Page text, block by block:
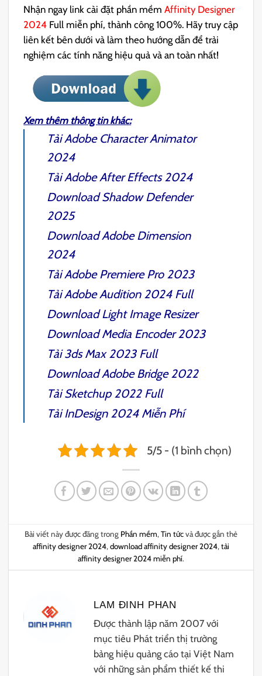
Nhận ngay link cài đặt phần mềmAffinity Designer
2024 Full miễn phí, thành công 100%. Hãy truy cập
liên kết bên dưới và làm theo hướng dẫn để trải
nghiệm các tính năng hiệu quả và an toàn nhất!
Xem thêm thông tin khác:
TảiAdobe Character Animator
2024
TảiAdobe After Effects 2024
DownloadShadow Defender
2025
DownloadAdobe Dimension
2024
TảiAdobe Premiere Pro 2023
TảiAdobe Audition 2024Full
DownloadLight Image Resizer
DownloadMedia Encoder 2023
Tải3ds Max 2023 Full
DownloadAdobe Bridge 2022
TảiSketchup 2022Full
TảiInDesign 2024Miễn Phí
5/5 - (1 bình chọn)
Bài viết này được đăng trong Phần mềm,Tin tứcvà được gắn thẻ
affinity designer 2024,download affinity designer 2024,tải
affinity designer 2024 miễn phí.
LAM ĐINH PHAN
Được thành lập năm 2007 với
mục tiêu Phát triển thị trường
bảng hiệu quảng cáo tại Việt Nam
với những sản phẩm thiết kế thi